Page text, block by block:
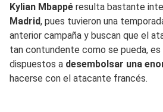
Kylian Mbappé resulta bastante
Madrid, pues tuvieron una
anterior campaña y buscan que el
tan contundente como se pueda,
dispuestos a desembolsar una
hacerse con el atacante francés.